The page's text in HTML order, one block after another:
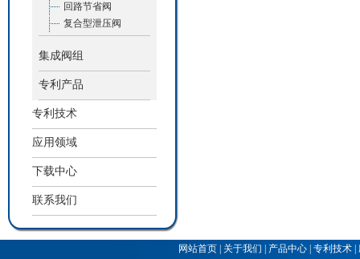
回路节省阀
复合型泄压阀
集成阀组
专利产品
专利技术
应用领域
下载中心
联系我们
网站首页 关于我们 产品中心 专利技术